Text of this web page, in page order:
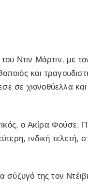
Ντιν Μάρτιν, με
και
σε χιονοθύελλα
ο Ακίρα Φούσε.
ινδική τελετή,
της τον